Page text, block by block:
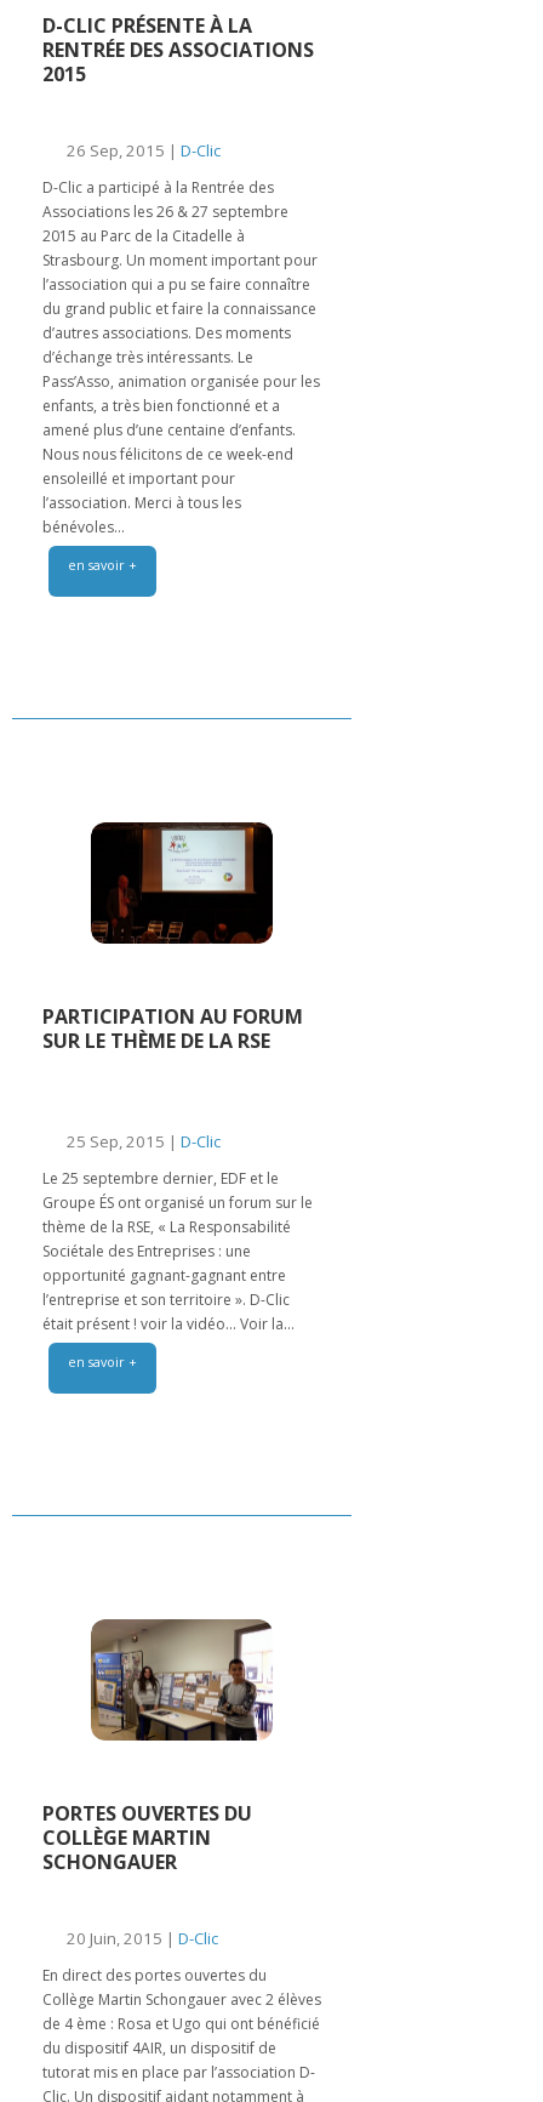
D-CLIC PRÉSENTE À LA
RENTRÉE DES ASSOCIATIONS
2015
26 Sep, 2015 | D-Clic
D-Clic a participé à la Rentrée des
Associations les 26 & 27 septembre
2015 au Parc de la Citadelle à
Strasbourg. Un moment important pour
l’association qui a pu se faire connaître
du grand public et faire la connaissance
d’autres associations. Des moments
d’échange très intéressants. Le
Pass’Asso, animation organisée pour les
enfants, a très bien fonctionné et a
amené plus d’une centaine d’enfants.
Nous nous félicitons de ce week-end
ensoleillé et important pour
l’association. Merci à tous les
bénévoles...
en savoir +
PARTICIPATION AU FORUM
SUR LE THÈME DE LA RSE
25 Sep, 2015 | D-Clic
Le 25 septembre dernier, EDF et le
Groupe ÉS ont organisé un forum sur le
thème de la RSE, « La Responsabilité
Sociétale des Entreprises : une
opportunité gagnant-gagnant entre
l’entreprise et son territoire ». D-Clic
était présent ! voir la vidéo… Voir la...
en savoir +
PORTES OUVERTES DU
COLLÈGE MARTIN
SCHONGAUER
20 Juin, 2015 | D-Clic
En direct des portes ouvertes du
Collège Martin Schongauer avec 2 élèves
de 4 ème : Rosa et Ugo qui ont bénéficié
du dispositif 4AIR, un dispositif de
tutorat mis en place par l’association D-
Clic. Un dispositif aidant notamment à